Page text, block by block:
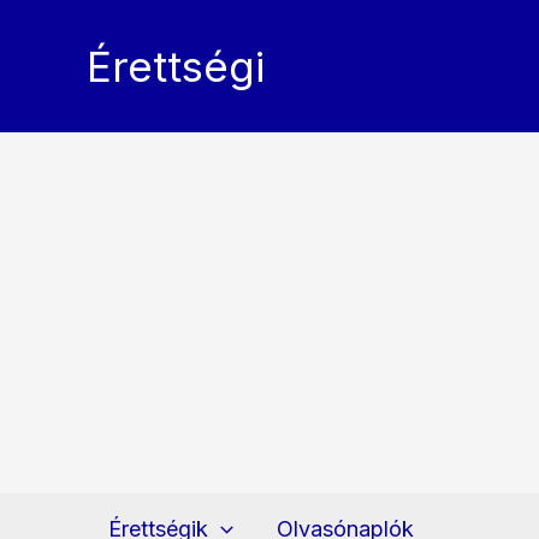
Érettségi
Érettségik Olvasónaplók